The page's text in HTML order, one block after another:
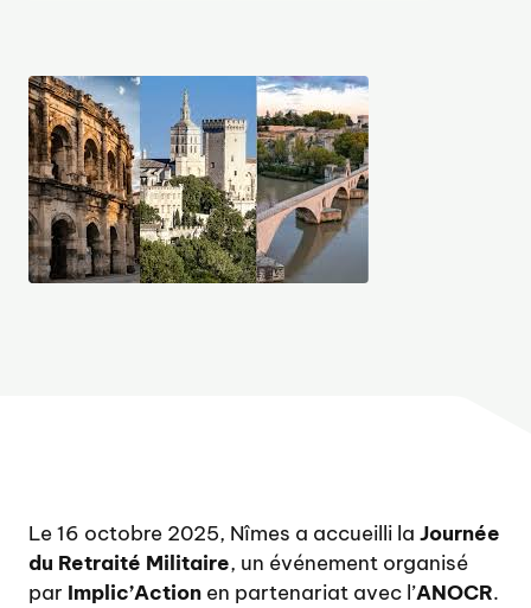
Le 16 octobre 2025, Nîmes a accueilli la Journée
du Retraité Militaire, un événement organisé
par Implic’Action en partenariat avec l’ANOCR.